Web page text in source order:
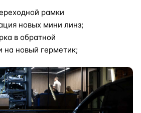
рамки
новых мини линз;
в обратной
на новый герметик;